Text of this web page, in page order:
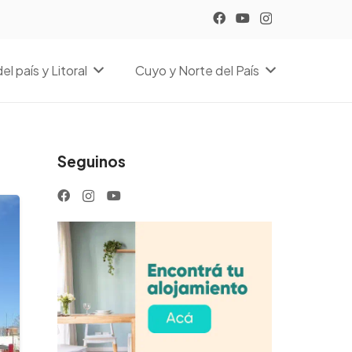
país y Litoral Cuyo y Norte del País
Seguinos